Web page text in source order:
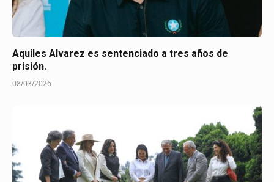
Aquiles Alvarez es sentenciado a tres años de
prisión.
08/03/2026